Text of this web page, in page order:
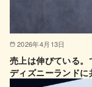
2026年4月13日
売上は伸びている
ディズニーランド